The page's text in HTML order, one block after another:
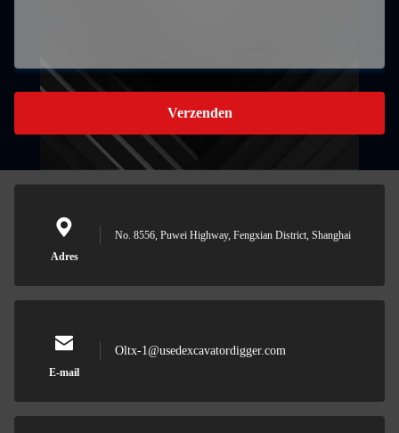
Verzenden
Adres
No. 8556, Puwei Highway, Fengxian District, Shanghai
E-mail
Oltx-1@usedexcavatordigger.com